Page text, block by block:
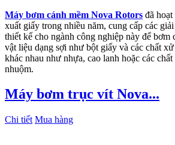
Máy bơm cánh mềm Nova Rotors đã
xuất giấy trong nhiều năm, cung cấp các
thiết kế cho ngành công nghiệp này để bơm
vật liệu dạng sợi như bột giấy và các chất
khác nhau như nhựa, cao lanh hoặc các
nhuộm.
Máy bơm trục vít Nova...
Chi tiết Mua hàng